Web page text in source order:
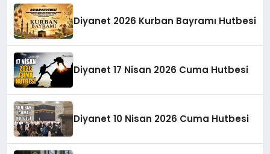
Diyanet 2026 Kurban Bayramı Hutbesi
Diyanet 17 Nisan 2026 Cuma Hutbesi
Diyanet 10 Nisan 2026 Cuma Hutbesi